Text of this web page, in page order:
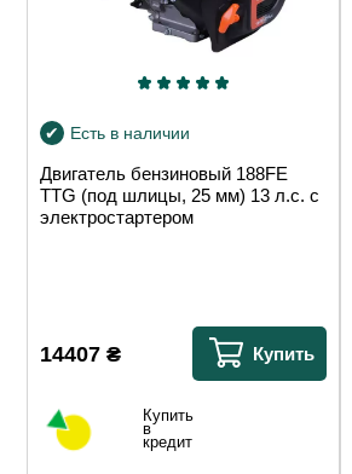
Есть в наличии
Двигатель бензиновый 188FE
TTG (под шлицы, 25 мм) 13 л.с. с
электростартером
14407 ₴ Купить
Купить
в
кредит